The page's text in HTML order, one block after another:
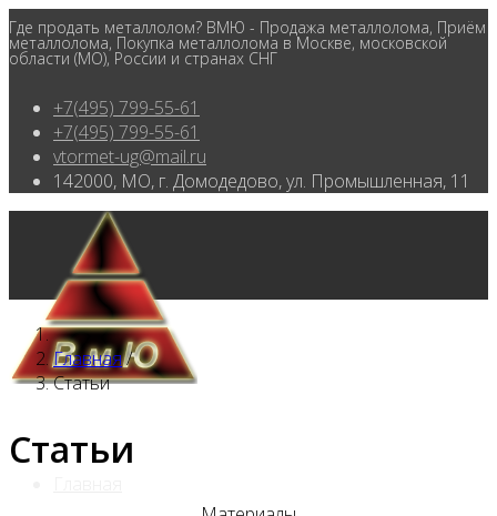
Где продать металлолом? ВМЮ - Продажа металлолома, Приём
металлолома, Покупка металлолома в Москве, московской
области (МО), России и странах СНГ
+7(495) 799-55-61
+7(495) 799-55-61
vtormet-ug@mail.ru
142000, МО, г. Домодедово, ул. Промышленная, 11
Главная/
Статьи
Статьи